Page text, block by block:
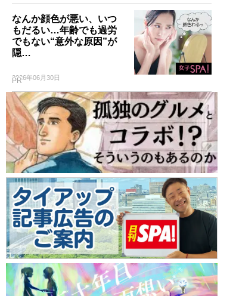
なんか顔色が悪い、いつ
もだるい…年齢でも過労
でもない“意外な原因”が
隠…
2026年06月30日
PR